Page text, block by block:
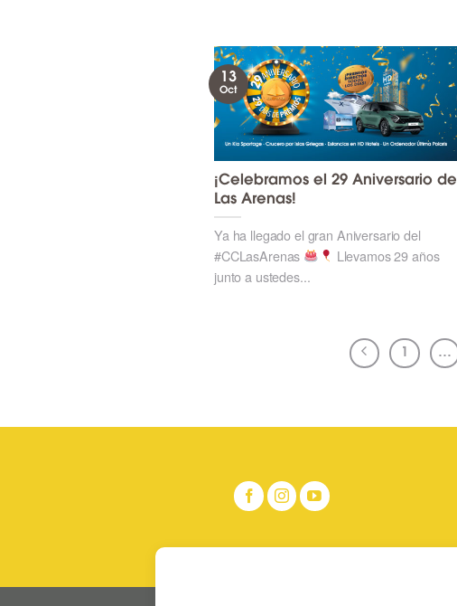
¡Celebramos el 29 Aniversario de
Las Arenas!
Ya ha llegado el gran Aniversario del
#CCLasArenas
Llevamos 29 años
junto a ustedes...
13
Oct
1 …